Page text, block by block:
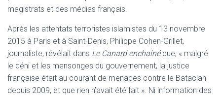
magistrats et des médias français.
Après les attentats terroristes islamistes du 13 novembre
2015 à Paris et à Saint-Denis, Philippe Cohen-Grillet,
journaliste, révélait dans Le Canard enchaînéque, « malgré
le déni et les mensonges du gouvernement, la justice
française était au courant de menaces contre le Bataclan
depuis 2009, et que rien n’avait été fait ». Ni information des